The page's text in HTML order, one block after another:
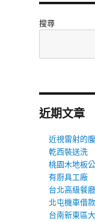
搜尋
近期文章
近視雷射的
乾西裝送洗
桃園木地板
有廚具工廠
台北高級餐
北屯機車借款
台南新東區